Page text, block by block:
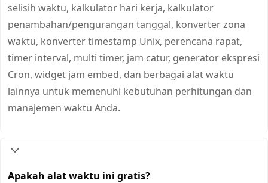
selisih waktu, kalkulator hari kerja, kalkulator
penambahan/pengurangan tanggal, konverter zona
waktu, konverter timestamp Unix, perencana rapat,
timer interval, multi timer, jam catur, generator ekspresi
Cron, widget jam embed, dan berbagai alat waktu
lainnya untuk memenuhi kebutuhan perhitungan dan
manajemen waktu Anda.
Apakah alat waktu ini gratis?